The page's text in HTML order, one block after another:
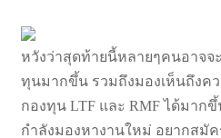
หวังว่าสุดท้ายนี้หลายๆคนอาจจ
ทุนมากขึ้น รวมถึงมองเห็นถึงค
กองทุน LTF และ RMF ได้มาก
กำลังมองหางานใหม่ อยากสมัค